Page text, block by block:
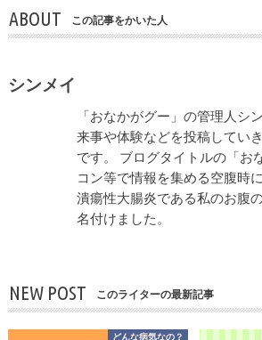
ABOUT この記事をかいた人
シンメイ
「おなかがグー」の管理人シ
来事や体験などを投稿してい
です。 ブログタイトルの「お
コン等で情報を集める空腹時
潰瘍性大腸炎である私のお腹
名付けました。
NEW POST このライターの最新記事
どんな病気なの？